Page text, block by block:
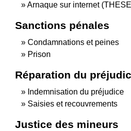
Arnaque sur internet
Sanctions pénales
Condamnations et peines
Prison
Réparation du
Indemnisation du préjudice
Saisies et recouvrements
Justice des mineurs